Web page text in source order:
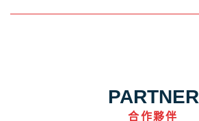
PARTNER
合作夥伴